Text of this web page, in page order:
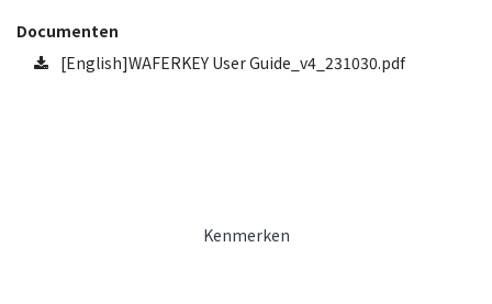
Documenten
[English]WAFERKEY User Guide_v4_231030.pdf
Kenmerken